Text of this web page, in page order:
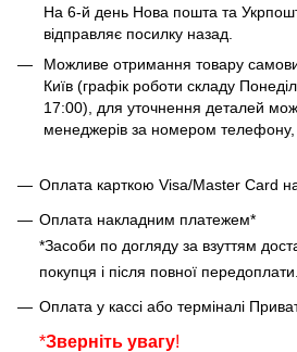
На 6-й день Нова пошта та
відправляє посилку назад.
Можливе отримання товару
Київ (графік роботи складу
17:00), для уточнення деталей
менеджерів за номером телефону,
Оплата карткою Visa/Master Card на
Оплата накладним платежем*
*Засоби по догляду за взуттям
покупця і після повної передоплати.
Оплата у кассі або терміналі
*Зверніть увагу!